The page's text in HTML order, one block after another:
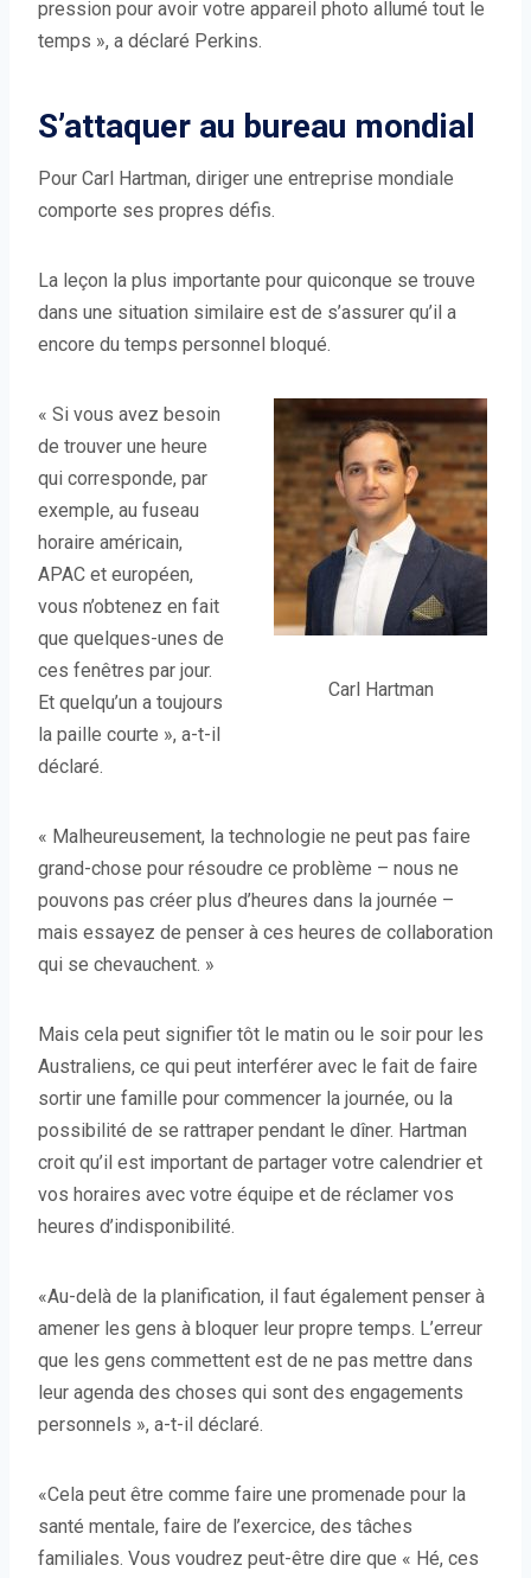
pression pour avoir votre appareil photo allumé tout le
temps », a déclaré Perkins.
S’attaquer au bureau mondial
Pour Carl Hartman, diriger une entreprise mondiale
comporte ses propres défis.
La leçon la plus importante pour quiconque se trouve
dans une situation similaire est de s’assurer qu’il a
encore du temps personnel bloqué.
Carl Hartman
« Si vous avez besoin
de trouver une heure
qui corresponde, par
exemple, au fuseau
horaire américain,
APAC et européen,
vous n’obtenez en fait
que quelques-unes de
ces fenêtres par jour.
Et quelqu’un a toujours
la paille courte », a-t-il
déclaré.
« Malheureusement, la technologie ne peut pas faire
grand-chose pour résoudre ce problème – nous ne
pouvons pas créer plus d’heures dans la journée –
mais essayez de penser à ces heures de collaboration
qui se chevauchent. »
Mais cela peut signifier tôt le matin ou le soir pour les
Australiens, ce qui peut interférer avec le fait de faire
sortir une famille pour commencer la journée, ou la
possibilité de se rattraper pendant le dîner. Hartman
croit qu’il est important de partager votre calendrier et
vos horaires avec votre équipe et de réclamer vos
heures d’indisponibilité.
«Au-delà de la planification, il faut également penser à
amener les gens à bloquer leur propre temps. L’erreur
que les gens commettent est de ne pas mettre dans
leur agenda des choses qui sont des engagements
personnels », a-t-il déclaré.
«Cela peut être comme faire une promenade pour la
santé mentale, faire de l’exercice, des tâches
familiales. Vous voudrez peut-être dire que « Hé, ces